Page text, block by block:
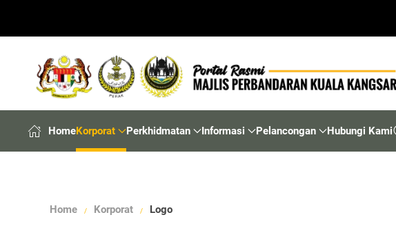
HomeKorporat Perkhidmatan Informasi Pelancongan Hubungi Kami
Home Korporat Logo